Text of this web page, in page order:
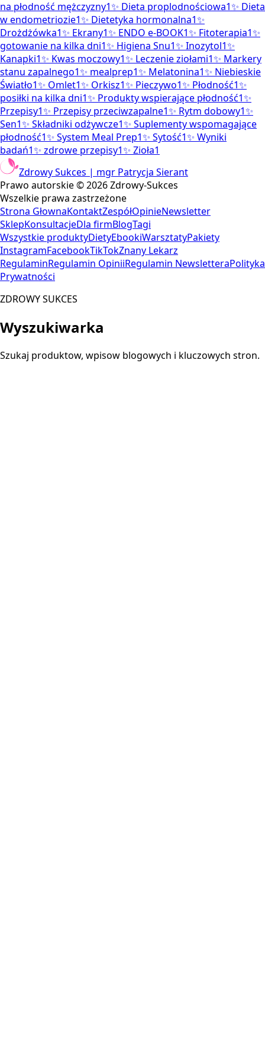
na płodność mężczyzny1✨ Dieta proplodnościowa1✨ Dieta
w endometriozie1✨ Dietetyka hormonalna1✨
Drożdżówka1✨ Ekrany1✨ ENDO e-BOOK1✨ Fitoterapia1✨
gotowanie na kilka dni1✨ Higiena Snu1✨ Inozytol1✨
Kanapki1✨ Kwas moczowy1✨ Leczenie ziołami1✨ Markery
stanu zapalnego1✨ mealprep1✨ Melatonina1✨ Niebieskie
Światło1✨ Omlet1✨ Orkisz1✨ Pieczywo1✨ Płodność1✨
posiłki na kilka dni1✨ Produkty wspierające płodność1✨
Przepisy1✨ Przepisy przeciwzapalne1✨ Rytm dobowy1✨
Sen1✨ Składniki odżywcze1✨ Suplementy wspomagające
płodność1✨ System Meal Prep1✨ Sytość1✨ Wyniki
badań1✨ zdrowe przepisy1✨ Zioła1
Zdrowy Sukces | mgr Patrycja Sierant
Prawo autorskie ©2026Zdrowy-Sukces
Wszelkie prawa zastrzeżone
Strona GłownaKontaktZespółOpinieNewsletter
SklepKonsultacjeDla firmBlogTagi
Wszystkie produktyDietyEbookiWarsztatyPakiety
InstagramFacebookTikTokZnany Lekarz
RegulaminRegulamin OpiniiRegulamin NewsletteraPolityka
Prywatności
ZDROWY SUKCES
Wyszukiwarka
Szukaj produktow, wpisow blogowych i kluczowych stron.